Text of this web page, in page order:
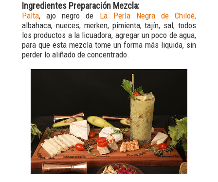
Ingredientes Preparación Mezcla:
Palta, ajo negro de La Perla Negra de Chiloé,
albahaca, nueces, merken, pimienta, tajín, sal, todos
los productos a la licuadora, agregar un poco de agua,
para que esta mezcla tome un forma más liquida, sin
perder lo aliñado de concentrado.